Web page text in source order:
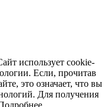
использует cookie-
Если, прочитав
это означает, что вы
Для получения